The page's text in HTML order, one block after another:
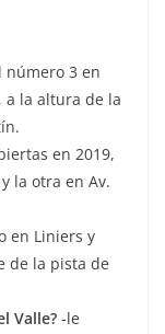
número 3 en
a la altura de la
en 2019,
la otra en Av.
en Liniers y
de la pista de
Valle? -le